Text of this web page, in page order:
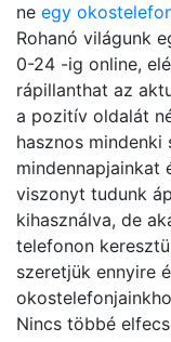
ne egy
Rohanó világunk
0-24 -ig online,
rápillanthat az
a pozitív oldalát
hasznos mindenki
mindennapjainkat
viszonyt tudunk
kihasználva, de
telefonon
szeretjük ennyire
Nincs többé